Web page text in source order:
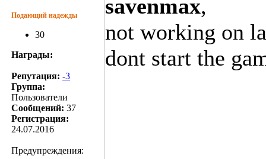
Подающий надежды
30
Награды:
Репутация: -3
Группа:
Пользователи
Сообщений: 37
Регистрация:
24.07.2016
Предупреждения:
savenmax,
not working on
dont start the